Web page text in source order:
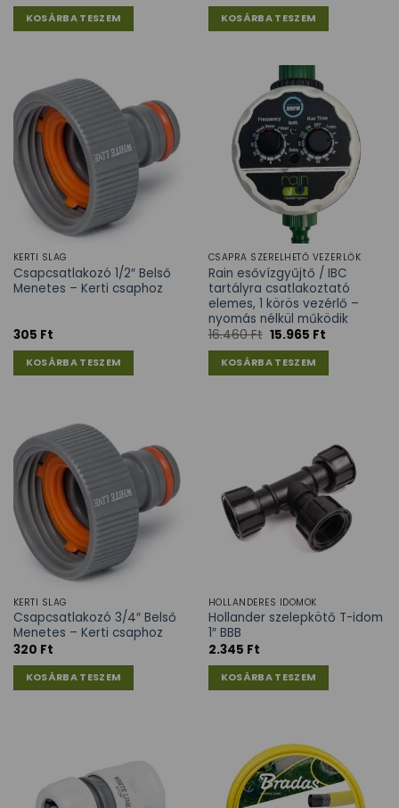
KOSÁRBA TESZEM KOSÁRBA TESZEM
KERTI SLAG
Csapcsatlakozó 1/2″ Belső
Menetes – Kerti csaphoz
305 Ft
KOSÁRBA TESZEM
CSAPRA SZERELHETŐ VEZÉRLŐK
Rain esővízgyűjtő / IBC
tartályra csatlakoztató
elemes, 1 körös vezérlő –
nyomás nélkül működik
16.460Ft 15.965 Ft
KOSÁRBA TESZEM
KERTI SLAG
Csapcsatlakozó 3/4″ Belső
Menetes – Kerti csaphoz
320 Ft
KOSÁRBA TESZEM
HOLLANDERES IDOMOK
Hollander szelepkötő T-idom
1″ BBB
2.345 Ft
KOSÁRBA TESZEM